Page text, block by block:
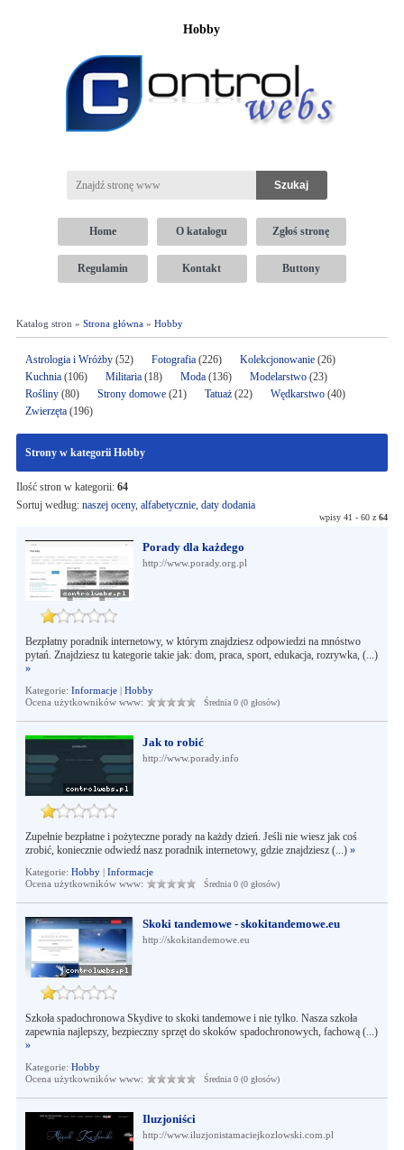
Hobby
Home O katalogu Zgłoś stronę
Regulamin Kontakt Buttony
Katalog stron » Strona główna» Hobby
Astrologia i Wróżby(52) Fotografia(226) Kolekcjonowanie(26)
Kuchnia(106) Militaria(18) Moda(136) Modelarstwo(23)
Rośliny(80) Strony domowe(21) Tatuaż(22) Wędkarstwo(40)
Zwierzęta(196)
Strony w kategorii Hobby
Ilość stron w kategorii: 64
Sortuj według: naszej oceny, alfabetycznie, daty dodania
wpisy 41 - 60 z64
Porady dla każdego
http://www.porady.org.pl
Bezpłatny poradnik internetowy, w którym znajdziesz odpowiedzi na mnóstwo
pytań. Znajdziesz tu kategorie takie jak: dom, praca, sport, edukacja, rozrywka, (...)
»
Kategorie: Informacje| Hobby
Ocena użytkowników www:
Średnia 0 (0 głosów)
Jak to robić
http://www.porady.info
Zupełnie bezpłatne i pożyteczne porady na każdy dzień. Jeśli nie wiesz jak coś
zrobić, koniecznie odwiedź nasz poradnik internetowy, gdzie znajdziesz (...) »
Kategorie: Hobby| Informacje
Ocena użytkowników www:
Średnia 0 (0 głosów)
Skoki tandemowe - skokitandemowe.eu
http://skokitandemowe.eu
Szkoła spadochronowa Skydive to skoki tandemowe i nie tylko. Nasza szkoła
zapewnia najlepszy, bezpieczny sprzęt do skoków spadochronowych, fachową (...)
»
Kategorie: Hobby
Ocena użytkowników www:
Średnia 0 (0 głosów)
Iluzjoniści
http://www.iluzjonistamaciejkozlowski.com.pl